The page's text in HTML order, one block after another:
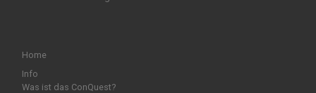
Home
Info
Was ist das ConQuest?